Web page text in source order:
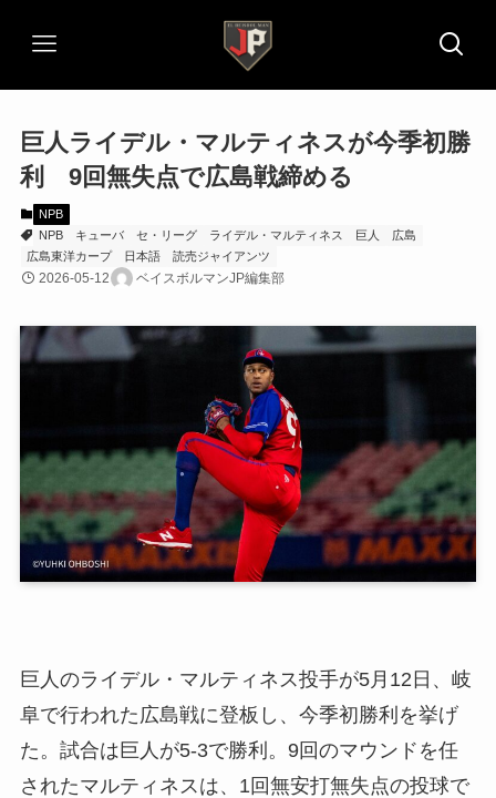
巨人ライデル・マルティネスが今季初勝
利 9回無失点で広島戦締める
NPB
NPB
キューバ セ・リーグ ライデル・マルティネス 巨人
広島
広島東洋カープ
日本語 読売ジャイアンツ
2026-05-12 ベイスボルマンJP編集部
巨人のライデル・マルティネス投手が5月12日、岐
阜で行われた広島戦に登板し、今季初勝利を挙げ
た。試合は巨人が5-3で勝利。9回のマウンドを任
されたマルティネスは、1回無安打無失点の投球で